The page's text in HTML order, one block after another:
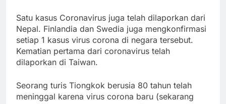
Satu kasus Coronavirus juga telah dilaporkan dari
Nepal. Finlandia dan Swedia juga mengkonfirmasi
setiap 1 kasus virus corona di negara tersebut.
Kematian pertama dari coronavirus telah
dilaporkan di Taiwan.
Seorang turis Tiongkok berusia 80 tahun telah
meninggal karena virus corona baru (sekarang